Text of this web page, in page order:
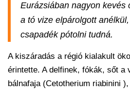
Eurázsiában nagyon kevés
a tó vize elpárolgott
csapadék pótolni tudná.
A kiszáradás a régió kialakult
érintette. A delfinek, fókák, sőt a
bálnafaja (Cetotherium riabinini